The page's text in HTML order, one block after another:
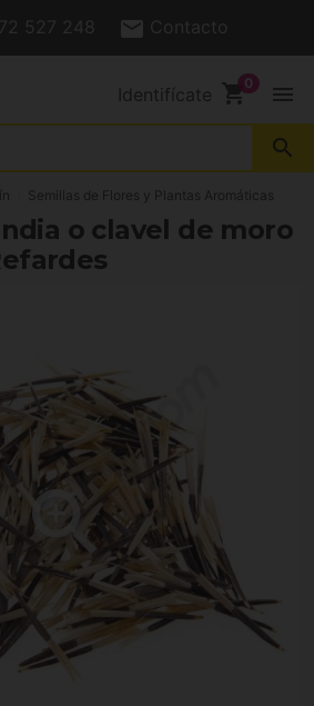
527 248 Contacto
Identifícate shopping_cart menu
search
Semillas de Flores y Plantas Aromáticas
o clavel de moro